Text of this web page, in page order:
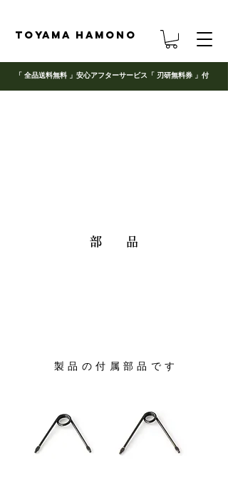
TOYAMA HAMONO
「 全品送料無料 」 安心アフターサービス「 刃研無料券 」 付
部 品
製 品 の 付 属 部 品 で す